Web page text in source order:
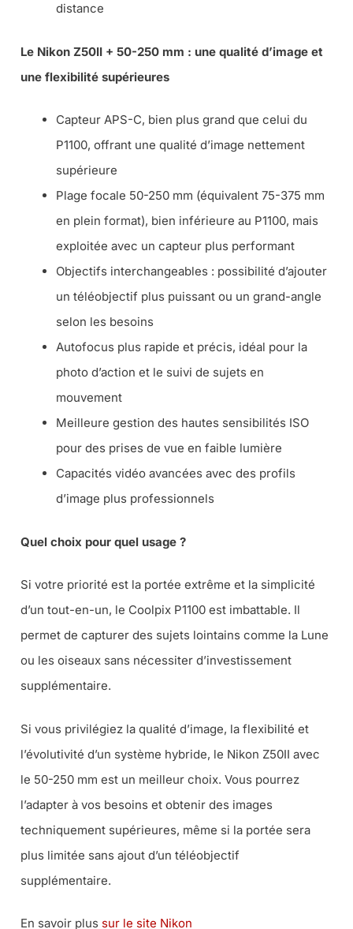
distance
Le Nikon Z50II + 50-250 mm : une qualité d’image et
une flexibilité supérieures
Capteur APS-C, bien plus grand que celui du
P1100, offrant une qualité d’image nettement
supérieure
Plage focale 50-250 mm (équivalent 75-375 mm
en plein format), bien inférieure au P1100, mais
exploitée avec un capteur plus performant
Objectifs interchangeables : possibilité d’ajouter
un téléobjectif plus puissant ou un grand-angle
selon les besoins
Autofocus plus rapide et précis, idéal pour la
photo d’action et le suivi de sujets en
mouvement
Meilleure gestion des hautes sensibilités ISO
pour des prises de vue en faible lumière
Capacités vidéo avancées avec des profils
d’image plus professionnels
Quel choix pour quel usage ?
Si votre priorité est la portée extrême et la simplicité
d’un tout-en-un, le Coolpix P1100 est imbattable. Il
permet de capturer des sujets lointains comme la Lune
ou les oiseaux sans nécessiter d’investissement
supplémentaire.
Si vous privilégiez la qualité d’image, la flexibilité et
l’évolutivité d’un système hybride, le Nikon Z50II avec
le 50-250 mm est un meilleur choix. Vous pourrez
l’adapter à vos besoins et obtenir des images
techniquement supérieures, même si la portée sera
plus limitée sans ajout d’un téléobjectif
supplémentaire.
En savoir plus sur le site Nikon